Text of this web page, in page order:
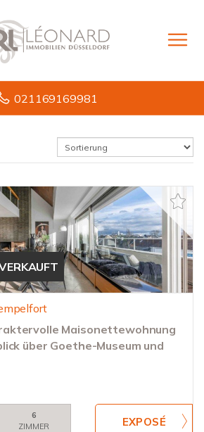
021169169981
Maisonettewohnung
über Goethe-Museum und
6
ZIMMER